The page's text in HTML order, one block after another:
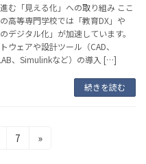
む「見える化」への取り組み ここ
高等専門学校では「教育DX」や
のデジタル化」が加速しています。
ウェアや設計ツール（CAD、
、Simulinkなど）の導入 […]
続きを読む
固
7 »